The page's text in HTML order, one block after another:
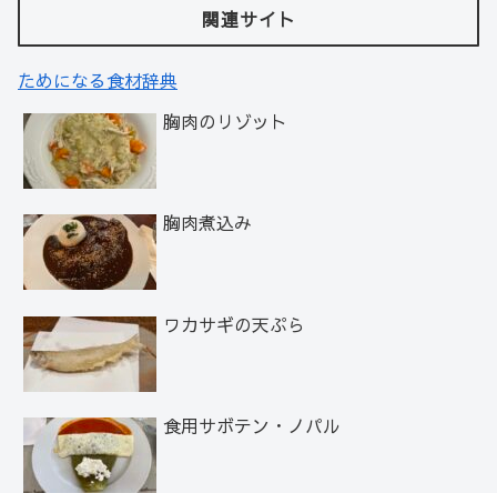
関連サイト
ためになる食材辞典
胸肉のリゾット
胸肉煮込み
ワカサギの天ぷら
食用サボテン・ノパル